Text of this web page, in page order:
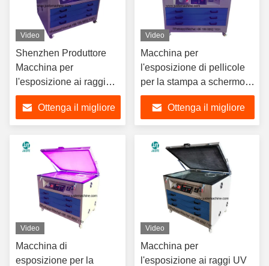
Video
Shenzhen Produttore
Macchina per
l'esposizione ai raggi
UV a LED
Ottenga il migliore
Video
Macchina per
l'esposizione di pellicole
per la stampa a schermo
con serigrafia flessibile a
LED
Ottenga il migliore
Video
Macchina di
esposizione per la
Video
Macchina per
l'esposizione ai raggi UV